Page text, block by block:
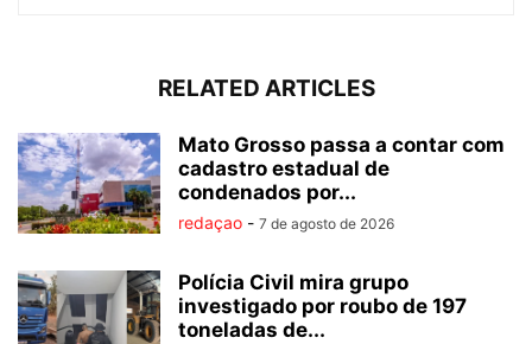
RELATED ARTICLES
Mato Grosso passa a contar com
cadastro estadual de
condenados por...
redaçao - 7 de agosto de 2026
Polícia Civil mira grupo
investigado por roubo de 197
toneladas de...